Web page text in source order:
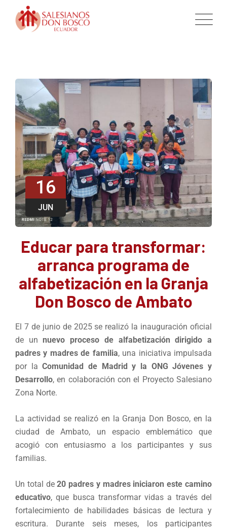
16
JUN
Educar para transformar:
arranca programa de
alfabetización en la Granja
Don Bosco de Ambato
El 7 de junio de 2025 se realizó la inauguración oficial
de unnuevo proceso de alfabetización dirigido a
padres y madres de familia, una iniciativa impulsada
por laComunidad de Madrid y la ONG Jóvenes y
Desarrollo, en colaboración con el Proyecto Salesiano
Zona Norte.
La actividad se realizó en la Granja Don Bosco, en la
ciudad de Ambato, un espacio emblemático que
acogió con entusiasmo a los participantes y sus
familias.
Un total de20 padres y madres iniciaron este camino
educativo, que busca transformar vidas a través del
fortalecimiento de habilidades básicas de lectura y
escritura. Durante seis meses, los participantes